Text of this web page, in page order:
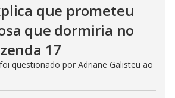
que prometeu
que dormiria no
17
questionado por Adriane Galisteu ao